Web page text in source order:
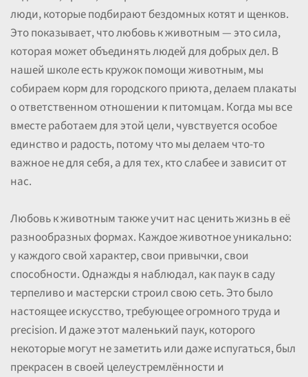
люди, которые подбирают бездомных котят и щенков.
Это показывает, что любовь к животным — это сила,
которая может объединять людей для добрых дел. В
нашей школе есть кружок помощи животным, мы
собираем корм для городского приюта, делаем плакаты
о ответственном отношении к питомцам. Когда мы все
вместе работаем для этой цели, чувствуется особое
единство и радость, потому что мы делаем что-то
важное не для себя, а для тех, кто слабее и зависит от
нас.
Любовь к животным также учит нас ценить жизнь в её
разнообразных формах. Каждое животное уникально:
у каждого свой характер, свои привычки, свои
способности. Однажды я наблюдал, как паук в саду
терпеливо и мастерски строил свою сеть. Это было
настоящее искусство, требующее огромного труда и
precision. И даже этот маленький паук, которого
некоторые могут не заметить или даже испугаться, был
прекрасен в своей целеустремлённости и